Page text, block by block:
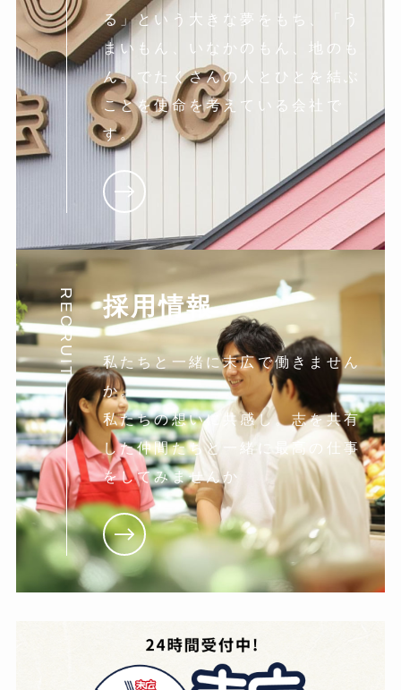
る」という大きな夢をもち、「う
まいもん、いなかのもん、地のも
ん」でたくさんの人とひとを結ぶ
ことを使命を考えている会社で
す。
RECRUIT 採用情報
私たちと一緒に末広で働きません
か。
私たちの想いに共感し。志を共有
した仲間たちと一緒に最高の仕事
をしてみませんか